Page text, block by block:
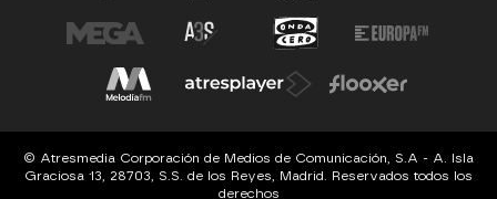
© Atresmedia Corporación de Medios de Comunicación, S.A - A. Isla
Graciosa 13, 28703, S.S. de los Reyes, Madrid. Reservados todos los
derechos